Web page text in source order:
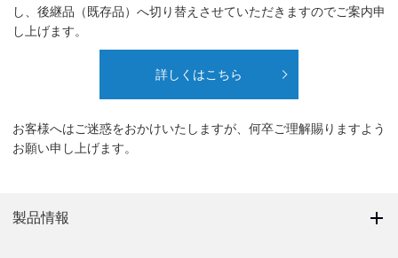
し、後継品（既存品）へ切り替えさせていただきますのでご案内申
し上げます。
詳しくはこちら
お客様へはご迷惑をおかけいたしますが、何卒ご理解賜りますよう
お願い申し上げます。
製品情報